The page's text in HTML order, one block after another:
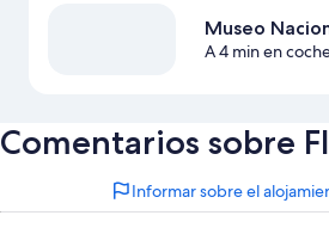
Museo
A 4 min en
Comentarios sobre
Informar sobre el